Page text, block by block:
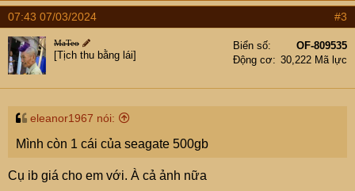
a
c
t
i
o
n
s
07:43 07/03/2024 #3
MaTeo
[Tịch thu bằng lái]
Biển số
OF-809535
Động cơ
30,222 Mã lực
eleanor1967 nói:
Mình còn 1 cái của seagate 500gb
Cụ ib giá cho em với. À cả ảnh nữa